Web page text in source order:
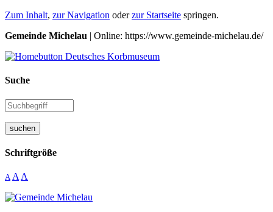
Zum Inhalt, zur Navigation oderzur Startseite springen.
Gemeinde Michelau | Online: https://www.gemeinde-michelau.de/
Suche
suchen
Schriftgröße
A A A